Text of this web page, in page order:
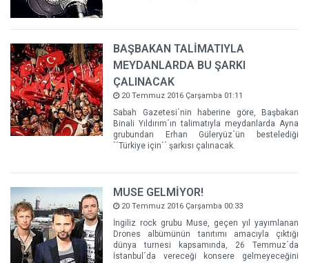
BAŞBAKAN TALİMATIYLA
MEYDANLARDA BU ŞARKI
ÇALINACAK
20 Temmuz 2016 Çarşamba 01:11
Sabah Gazetesi´nin haberine göre, Başbakan
Binali Yıldırım´ın talimatıyla meydanlarda Ayna
grubundan Erhan Güleryüz´ün bestelediği
´´Türkiye için´´ şarkısı çalınacak.
MUSE GELMİYOR!
20 Temmuz 2016 Çarşamba 00:33
İngiliz rock grubu Muse, geçen yıl yayımlanan
Drones albümünün tanıtımı amacıyla çıktığı
dünya turnesi kapsamında, 26 Temmuz´da
İstanbul´da vereceği konsere gelmeyeceğini